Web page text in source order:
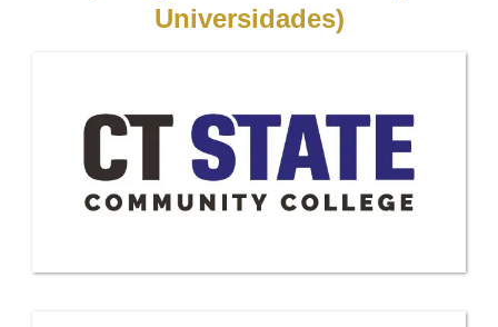
Universidades)